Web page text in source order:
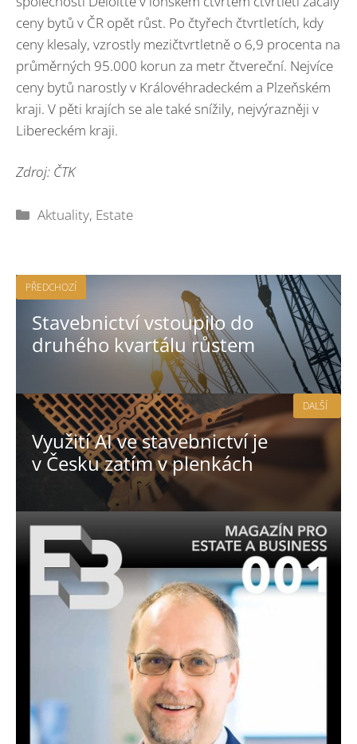
ceny bytů v ČR opět růst. Po čtyřech čtvrtletích, kdy
ceny klesaly, vzrostly mezičtvrtletně o 6,9 procenta na
průměrných 95.000 korun za metr čtvereční. Nejvíce
ceny bytů narostly v Královéhradeckém a Plzeňském
kraji. V pěti krajích se ale také snížily, nejvýrazněji v
Libereckém kraji.
Zdroj: ČTK
Rubriky
Aktuality, Estate
PŘEDCHOZÍ
Stavebnictví vstoupilo do
druhého kvartálu růstem
Využití AI ve stavebnictví je
v Česku zatím v plenkách
DALŠÍ